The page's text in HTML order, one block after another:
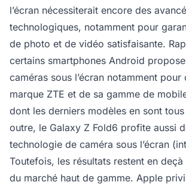
l’écran nécessiterait encore des
technologiques, notamment pour
de photo et de vidéo satisfaisante.
certains smartphones Android
caméras sous l’écran notamment pour
marque ZTE et de sa gamme de
dont les derniers modèles en sont
outre, le Galaxy Z Fold6 profite aussi
technologie de caméra sous l’écran
Toutefois, les résultats restent en
du marché haut de gamme. Apple